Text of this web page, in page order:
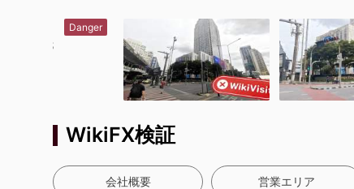
WikiFX検証
会社概要 営業エリア